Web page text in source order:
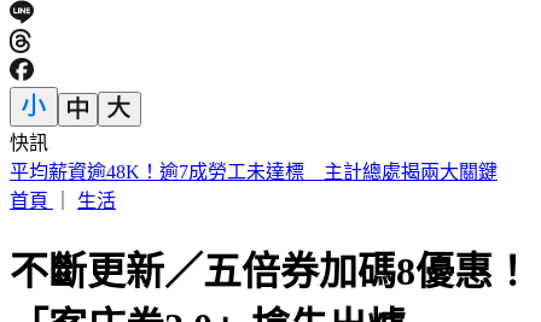
快訊
財神爺缺席 2.5億威力彩頭獎、貳獎雙槓龜
首頁
生活
不斷更新／五倍券加碼8優惠！